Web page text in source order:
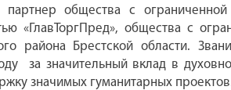
общества с
«ГлавТоргПред», общества с
района Брестской области.
за значительный вклад в
значимых гуманитарных